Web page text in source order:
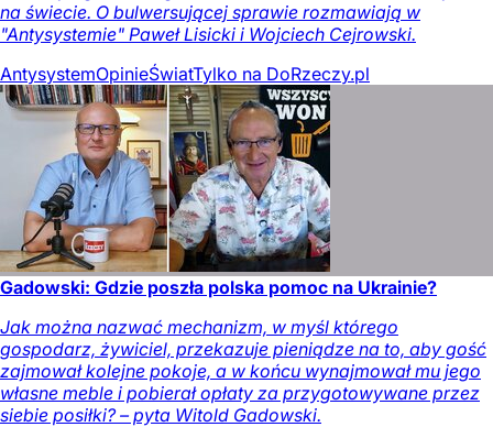
na świecie. O bulwersującej sprawie rozmawiają w
"Antysystemie" Paweł Lisicki i Wojciech Cejrowski.
AntysystemOpinieŚwiatTylko na DoRzeczy.pl
Gadowski: Gdzie poszła polska pomoc na Ukrainie?
Jak można nazwać mechanizm, w myśl którego
gospodarz, żywiciel, przekazuje pieniądze na to, aby gość
zajmował kolejne pokoje, a w końcu wynajmował mu jego
własne meble i pobierał opłaty za przygotowywane przez
siebie posiłki? – pyta Witold Gadowski.